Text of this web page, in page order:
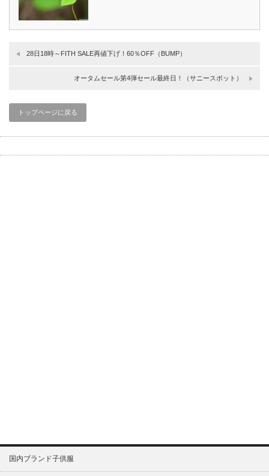
28日18時～FITH SALE再値下げ！60％OFF（BUMP）
オータムセール第4弾セール最終日！（サニースポット）
トップページに戻る
国内ブランド子供服